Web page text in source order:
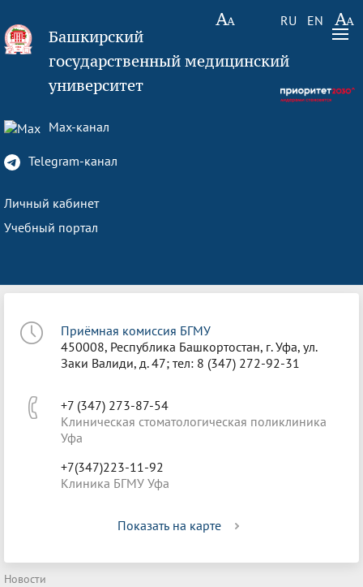
RU EN
Башкирский
государственный медицинский
университет
Max-канал
Telegram-канал
Личный кабинет
Учебный портал
Приёмная комиссия БГМУ
450008, Республика Башкортостан, г. Уфа, ул.
Заки Валиди, д. 47; тел: 8 (347) 272-92-31
+7 (347) 273-87-54
Клиническая стоматологическая поликлиника
Уфа
+7(347)223-11-92
Клиника БГМУ Уфа
Показать на карте
Новости